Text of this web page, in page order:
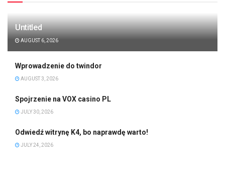
Untitled
AUGUST 6, 2026
Wprowadzenie do twindor
AUGUST 3, 2026
Spojrzenie na VOX casino PL
JULY 30, 2026
Odwiedź witrynę K4, bo naprawdę warto!
JULY 24, 2026